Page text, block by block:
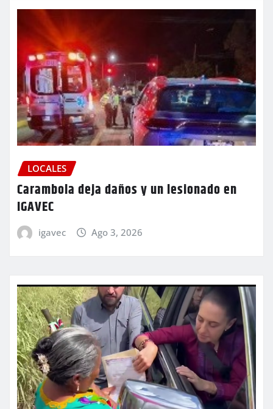
LOCALES
Carambola deja daños y un lesionado en
IGAVEC
igavec Ago 3, 2026